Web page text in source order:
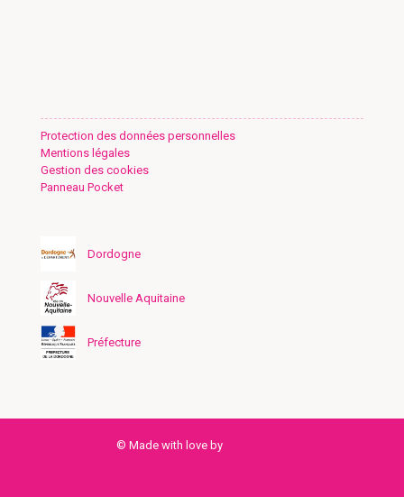
Protection des données personnelles
Mentions légales
Gestion des cookies
Panneau Pocket
Dordogne
Nouvelle Aquitaine
Préfecture
© Made with love by